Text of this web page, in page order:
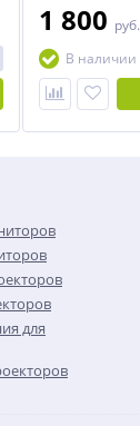
1 800 руб.
В наличии
для